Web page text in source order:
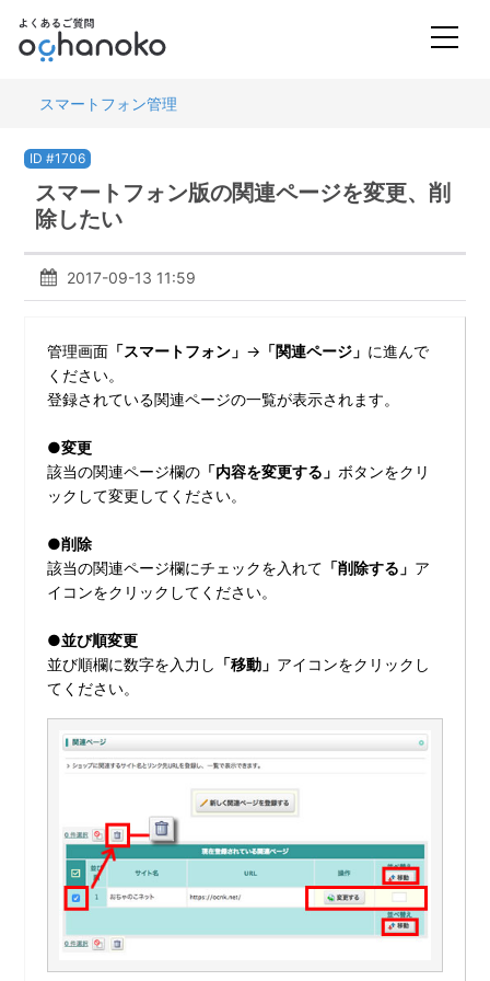
スマートフォン管理
ID #1706
スマートフォン版の関連ページを変更、削
除したい
2017-09-13 11:59
管理画面 「スマートフォン」 → 「関連ページ」 に進んで
ください。
登録されている関連ページの一覧が表示されます。
●変更
該当の関連ページ欄の 「内容を変更する」 ボタンをクリ
ックして変更してください。
●削除
該当の関連ページ欄にチェックを入れて 「削除する」 ア
イコンをクリックしてください。
●並び順変更
並び順欄に数字を入力し 「移動」 アイコンをクリックし
てください。